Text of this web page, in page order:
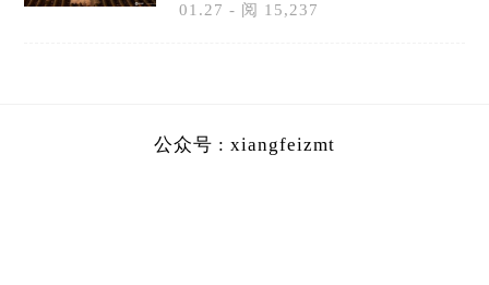
01.27 - 阅 15,237
公众号 : xiangfeizmt